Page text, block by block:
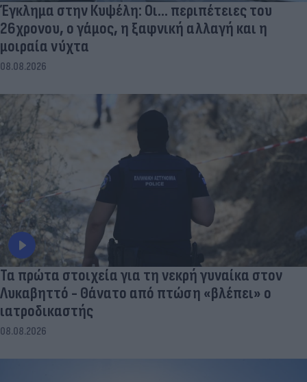
Έγκλημα στην Κυψέλη: Οι... περιπέτειες του
26χρονου, ο γάμος, η ξαφνική αλλαγή και η
μοιραία νύχτα
08.08.2026
Τα πρώτα στοιχεία για τη νεκρή γυναίκα στον
Λυκαβηττό - Θάνατο από πτώση «βλέπει» ο
ιατροδικαστής
08.08.2026